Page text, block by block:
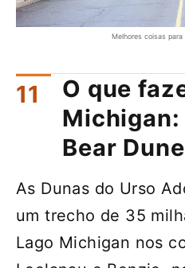
Melhores coisas
O que
Michigan:
Bear
As Dunas do Urso
um trecho de 35
Lago Michigan nos